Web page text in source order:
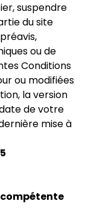
suspendre
du site
ou de
Conditions
ou modifiées
la version
de votre
mise à